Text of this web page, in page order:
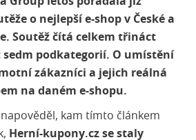
o nejlepší e-shop v České a
Soutěž čítá celkem třináct
podkategorií. O umístění
zákazníci a jejich reálná
na daném e-shopu.
kam tímto článkem
Herní-kupony.cz se staly